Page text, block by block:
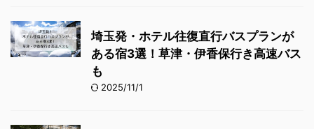
埼玉発・ホテル往復直行バスプランが
ある宿3選！草津・伊香保行き高速バス
も
2025/11/1